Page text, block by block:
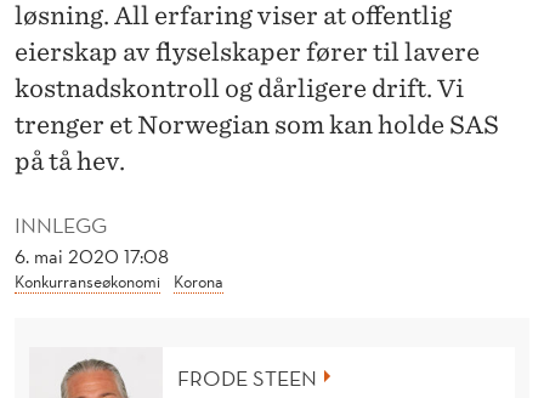
N
E
R
T
L
INNLEGG
6. mai 2020 17:08
Konkurranseøkonomi Korona
løsning. All erfaring viser at offentlig
eierskap av flyselskaper fører til lavere
kostnadskontroll og dårligere drift. Vi
trenger et Norwegian som kan holde SAS
på tå hev.
FRODE STEEN